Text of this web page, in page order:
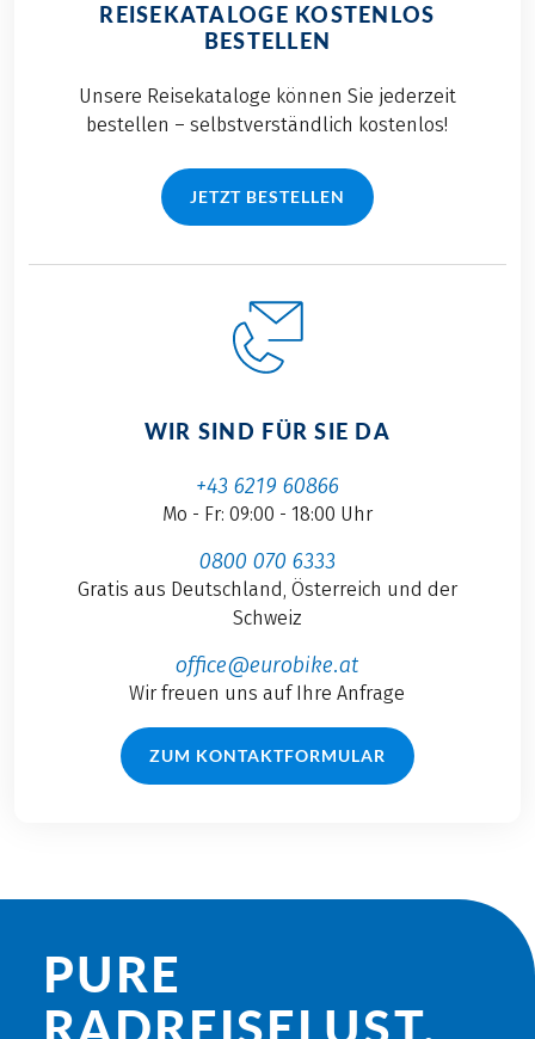
REISEKATALOGE KOSTENLOS
BESTELLEN
Unsere Reisekataloge können Sie jederzeit
bestellen – selbstverständlich kostenlos!
JETZT BESTELLEN
WIR SIND FÜR SIE DA
+43 6219 60866
Mo - Fr: 09:00 - 18:00 Uhr
0800 070 6333
Gratis aus Deutschland, Österreich und der
Schweiz
office@eurobike.at
Wir freuen uns auf Ihre Anfrage
ZUM KONTAKTFORMULAR
PURE